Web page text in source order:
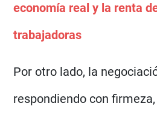
economía real y la renta
trabajadoras
Por otro lado, la
respondiendo con